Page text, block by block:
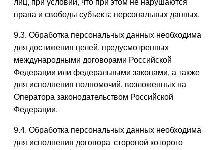
лиц, при условии, что при этом не нарушаются
права и свободы субъекта персональных данных.
9.3. Обработка персональных данных необходима
для достижения целей, предусмотренных
международными договорами Российской
Федерации или федеральными законами, а также
для исполнения полномочий, возложенных на
Оператора законодательством Российской
Федерации.
9.4. Обработка персональных данных необходима
для исполнения договора, стороной которого